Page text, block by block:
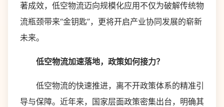
著成效，低空物流迈向规模化应用不仅为破解传统物
流瓶颈带来“金钥匙”，更将开启产业协同发展的崭新
未来。
低空物流加速落地，政策如何接力？
低空物流的快速推进，离不开政策体系的精准引
导与保障。近年来，国家层面政策密集出台，明确其